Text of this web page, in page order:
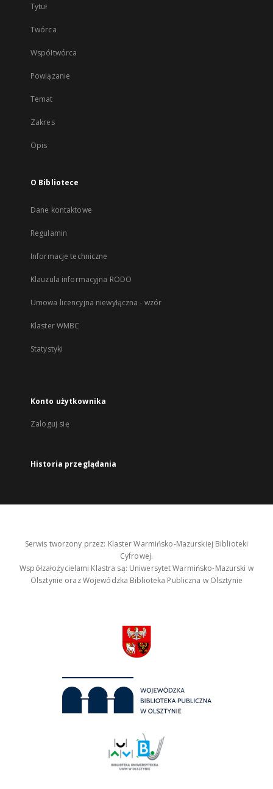
Tytuł
Twórca
Współtwórca
Powiązanie
Temat
Zakres
Opis
O Bibliotece
Dane kontaktowe
Regulamin
Informacje techniczne
Klauzula informacyjna RODO
Umowa licencyjna niewyłączna - wzór
Klaster WMBC
Statystyki
Konto użytkownika
Zaloguj się
Historia przeglądania
Serwis tworzony przez: Klaster Warmińsko-Mazurskiej Biblioteki
Cyfrowej.
Współzałożycielami Klastra są: Uniwersytet Warmińsko-Mazurski w
Olsztynie oraz Wojewódzka Biblioteka Publiczna w Olsztynie